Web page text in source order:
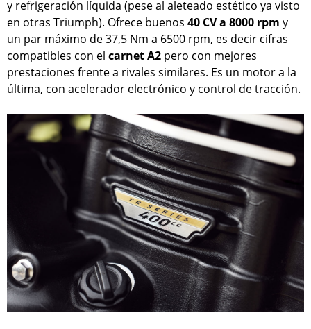
y refrigeración líquida (pese al aleteado estético ya visto
en otras Triumph). Ofrece buenos 40 CV a 8000 rpm y
un par máximo de 37,5 Nm a 6500 rpm, es decir cifras
compatibles con el carnet A2 pero con mejores
prestaciones frente a rivales similares. Es un motor a la
última, con acelerador electrónico y control de tracción.